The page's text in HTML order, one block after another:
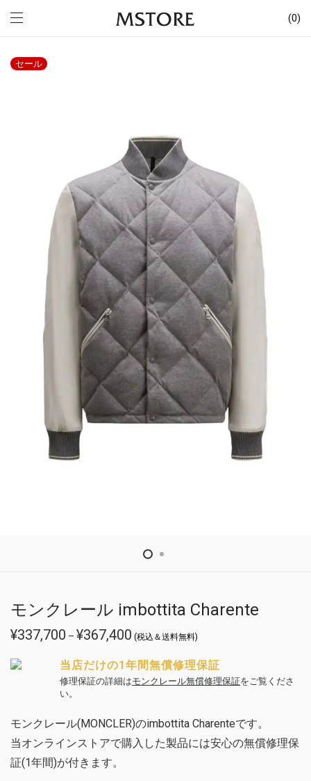
0
セール
モンクレール imbottita Charente
¥337,700 – ¥367,400 価
格
¥337,700
–
¥367,400
(税込＆送料無料)
当店だけの1年間無償修理保証
修理保証の詳細はモンクレール無償修理保証をご覧くださ
い。
モンクレール(MONCLER)のimbottita Charenteです。
当オンラインストアで購入した製品には安心の無償修理保
証(1年間)が付きます。